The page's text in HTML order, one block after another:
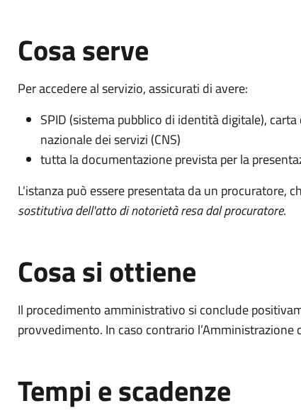
Cosa serve
Per accedere al servizio, assicurati di avere:
SPID (sistema pubblico di identità digitale),
nazionale dei servizi (CNS)
tutta la documentazione prevista per la
L'istanza può essere presentata da un procuratore,
sostitutiva dell'atto di notorietà resa dal procuratore.
Cosa si ottiene
Il procedimento amministrativo si conclude
provvedimento. In caso contrario l’Amministrazione
Tempi e scadenze